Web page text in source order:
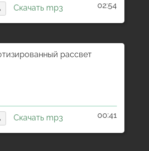
Скачать mp3 02:54
рассвет
Скачать mp3 00:41